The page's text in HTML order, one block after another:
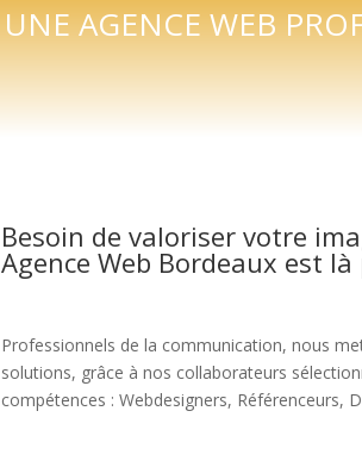
UNE AGENCE WEB
Besoin de valoriser votre
Agence Web Bordeaux est
Professionnels de la communication, nous
solutions, grâce à nos collaborateurs
compétences : Webdesigners, Référenceurs,